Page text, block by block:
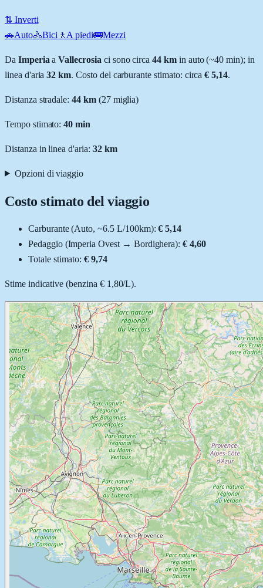
⇅ Inverti
🚗Auto🚴Bici 🚶 A piedi🚌Mezzi
Da Imperia aVallecrosia ci sono circa 44 kmin auto (~40 min); in
linea d'aria32 km. Costo del carburante stimato: circa € 5,14.
Distanza stradale:44 km (27miglia)
Tempo stimato:40 min
Distanza in linea d'aria: 32km
Opzioni di viaggio
Costo stimato del viaggio
Carburante (Auto, ~6.5 L/100km): € 5,14
Pedaggio (Imperia Ovest→ Bordighera): € 4,60
Totale stimato:€ 9,74
Stime indicative (benzina € 1,80/L).